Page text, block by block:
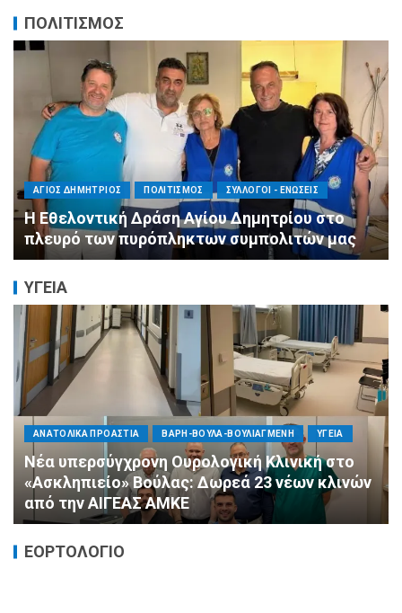
ΠΟΛΙΤΙΣΜΟΣ
ΠΕΡΙΦΕΡΕΙΕΣ ΠΟΛΙΤΙΣΜΟΣ ΣΥΛΛΟΓΟΙ - ΕΝΩΣΕΙΣ
Η Αντιπεριφερειάρχης Εθελοντισμού Ευγενία
Μπαρμπαγιάννη στα πυρόπληκτα βουνά της
Αττικής: «Μεγάλη η ζημιά, τεράστια η
μεγαλοψυχία των Ελλήνων»
ΥΓΕΙΑ
ΠΟΛΙΤΙΚΗ ΤΡΟΠΟΣ ΖΩΗΣ ΥΓΕΙΑ
«Ημέρα Καρδιάς»: Μια πρωτοποριακή δράση
πρόληψης από τη ΔΗΜ.ΤΟ. Νέας
Φιλαδέλφειας – Νέας Χαλκηδόνας
ΕΟΡΤΟΛΟΓΙΟ